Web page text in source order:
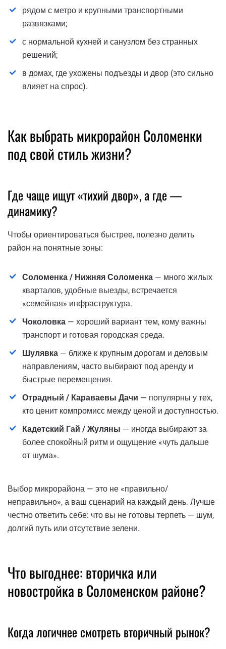
рядом с метро и крупными транспортными
развязками;
с нормальной кухней и санузлом без странных
решений;
в домах, где ухожены подъезды и двор (это сильно
влияет на спрос).
Как выбрать микрорайон Соломенки
под свой стиль жизни?
Где чаще ищут «тихий двор», а где —
динамику?
Чтобы ориентироваться быстрее, полезно делить
район на понятные зоны:
Соломенка / Нижняя Соломенка — много жилых
кварталов, удобные выезды, встречается
«семейная» инфраструктура.
Чоколовка — хороший вариант тем, кому важны
транспорт и готовая городская среда.
Шулявка — ближе к крупным дорогам и деловым
направлениям, часто выбирают под аренду и
быстрые перемещения.
Отрадный / Караваевы Дачи — популярны у тех,
кто ценит компромисс между ценой и доступностью.
Кадетский Гай / Жуляны — иногда выбирают за
более спокойный ритм и ощущение «чуть дальше
от шума».
Выбор микрорайона — это не «правильно/
неправильно», а ваш сценарий на каждый день. Лучше
честно ответить себе: что вы не готовы терпеть — шум,
долгий путь или отсутствие зелени.
Что выгоднее: вторичка или
новостройка в Соломенском районе?
Когда логичнее смотреть вторичный рынок?